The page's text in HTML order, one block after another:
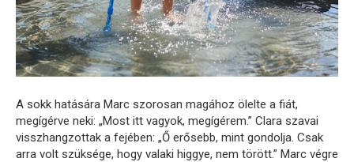
A sokk hatására Marc szorosan magához ölelte a fiát,
megígérve neki: „Most itt vagyok, megígérem.” Clara szavai
visszhangzottak a fejében: „Ő erősebb, mint gondolja. Csak
arra volt szüksége, hogy valaki higgye, nem törött.” Marc végre